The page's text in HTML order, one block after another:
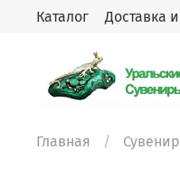
Каталог Доставка
Главная